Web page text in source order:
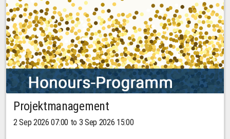
Projektmanagement
2 Sep 2026 07:00 to 3 Sep 2026 15:00